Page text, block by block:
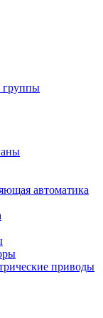
группы
автоматика
приводы